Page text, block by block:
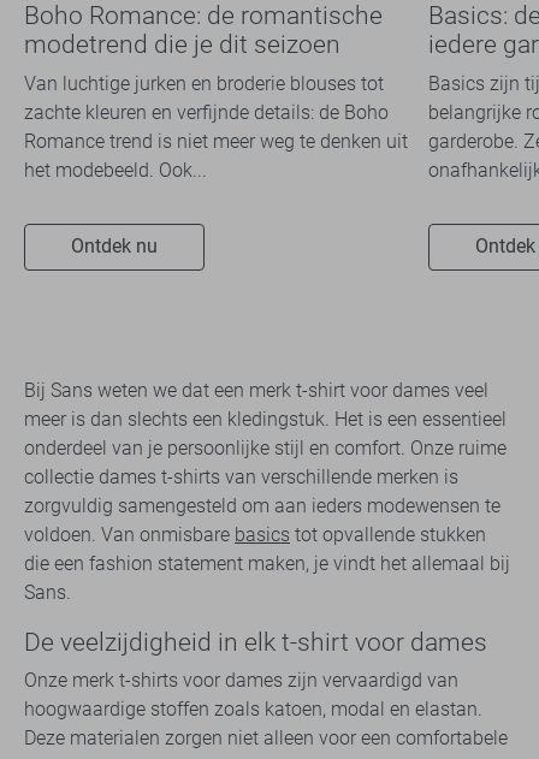
Boho Romance: de romantische
modetrend die je dit seizoen
overal ziet
Van luchtige jurken en broderie blouses tot
zachte kleuren en verfijnde details: de Boho
Romance trend is niet meer weg te denken uit
het modebeeld. Ook...
Ontdek nu
Basics:
iedere
Basics zijn
belangrijke
garderobe.
Bij Sans weten we dat een merk t-shirt voor dames veel
meer is dan slechts een kledingstuk. Het is een essentieel
onderdeel van je persoonlijke stijl en comfort. Onze ruime
collectie dames t-shirts van verschillende merken is
zorgvuldig samengesteld om aan ieders modewensen te
voldoen. Van onmisbare basics tot opvallende stukken
die een fashion statement maken, je vindt het allemaal bij
Sans.
De veelzijdigheid in elk t-shirt voor dames
Onze merk t-shirts voor dames zijn vervaardigd van
hoogwaardige stoffen zoals katoen, modal en elastan.
Deze materialen zorgen niet alleen voor een comfortabele